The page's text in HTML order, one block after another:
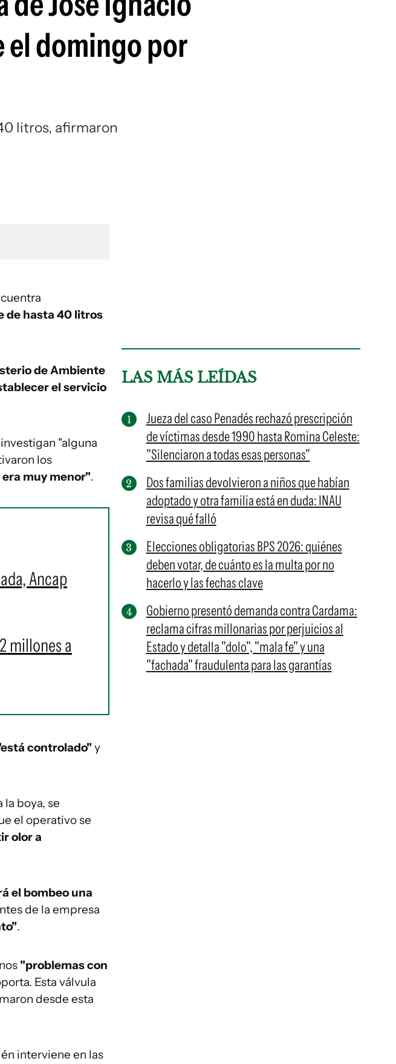
el domingo por
litros, afirmaron
de hasta 40 litros
de Ambiente
el servicio
"alguna
los
muy menor".
Ancap
millones a
controlado"y
boya, se
el operativo se
olor a
el bombeo una
de la empresa
.
"problemas con
Esta válvula
desde esta
interviene en las
LAS MÁS LEÍDAS
Jueza del caso Penadés rechazó prescripción
de víctimas desde 1990 hasta Romina Celeste:
"Silenciaron a todas esas personas"
Dos familias devolvieron a niños que habían
adoptado y otra familia está en duda: INAU
revisa qué falló
Elecciones obligatorias BPS 2026: quiénes
deben votar, de cuánto es la multa por no
hacerlo y las fechas clave
Gobierno presentó demanda contra Cardama:
reclama cifras millonarias por perjuicios al
Estado y detalla "dolo", "mala fe" y una
"fachada" fraudulenta para las garantías